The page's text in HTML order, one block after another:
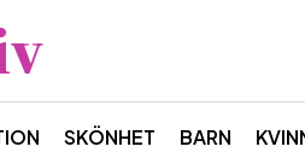
SKÖNHET BARN